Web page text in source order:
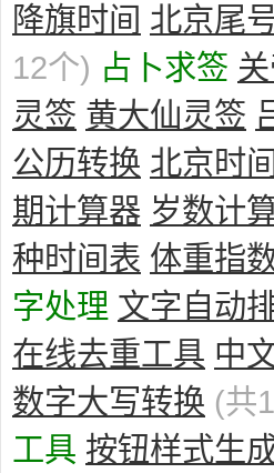
降旗时间 北京尾
12个) 占卜求签
灵签 黄大仙灵签
公历转换 北京时间
期计算器 岁数计
种时间表 体重指
字处理 文字自动
在线去重工具 中
数字大写转换 (共
工具 按钮样式生